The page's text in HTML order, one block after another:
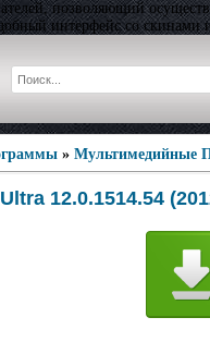
позволяющий
интерфейс со скинами
» Мультимедийные
12.0.1514.54